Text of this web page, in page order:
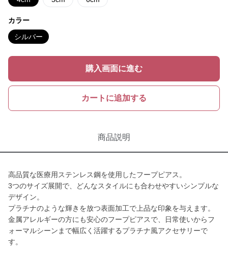
カラー
シルバー
購入画面に進む
カートに追加する
商品説明
高品質な医療用ステンレス鋼を使用したフープピアス。
3つのサイズ展開で、どんなスタイルにも合わせやすいシンプルな
デザイン。
プラチナのような輝きを放つ表面加工で上品な印象を与えます。
金属アレルギーの方にも安心のフープピアスで、日常使いからフ
ォーマルシーンまで幅広く活躍するプラチナ風アクセサリーで
す。